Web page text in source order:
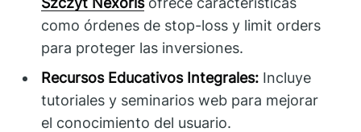
como órdenes de stop-loss y limit orders
para proteger las inversiones.
Recursos Educativos Integrales: Incluye
tutoriales y seminarios web para mejorar
el conocimiento del usuario.